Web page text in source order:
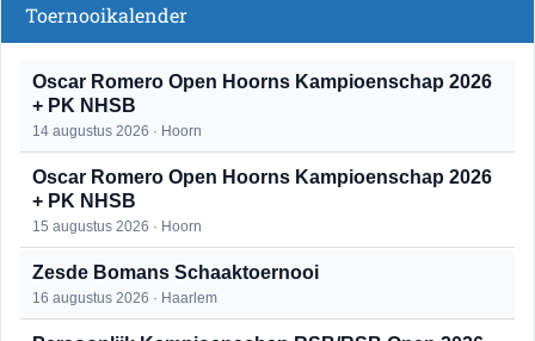
Toernooikalender
Oscar Romero Open Hoorns Kampioenschap 2026
+ PK NHSB
14 augustus 2026 · Hoorn
Oscar Romero Open Hoorns Kampioenschap 2026
+ PK NHSB
15 augustus 2026 · Hoorn
Zesde Bomans Schaaktoernooi
16 augustus 2026 · Haarlem